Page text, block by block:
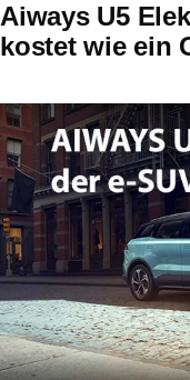
Aiways U5
kostet wie ein